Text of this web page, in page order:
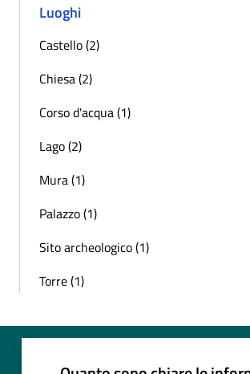
Luoghi
Castello (2)
Chiesa (2)
Corso d'acqua (1)
Lago (2)
Mura (1)
Palazzo (1)
Sito archeologico (1)
Torre (1)